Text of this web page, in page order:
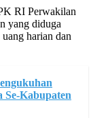
RI Perwakilan
yang diduga
harian dan
Se-Kabupaten